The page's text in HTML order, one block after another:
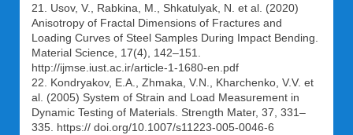
21. Usov, V., Rabkina, M., Shkatulyak, N. et al. (2020)
Anisotropy of Fractal Dimensions of Fractures and
Loading Curves of Steel Samples During Impact Bending.
Material Science, 17(4), 142–151.
http://ijmse.iust.ac.ir/article-1-1680-en.pdf
22. Kondryakov, E.A., Zhmaka, V.N., Kharchenko, V.V. et
al. (2005) System of Strain and Load Measurement in
Dynamic Testing of Materials. Strength Mater, 37, 331–
335. https:// doi.org/10.1007/s11223-005-0046-6